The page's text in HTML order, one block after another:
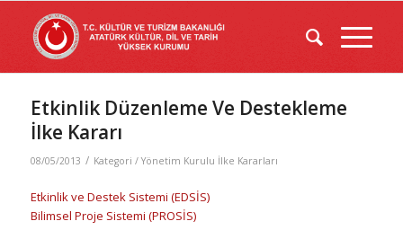
Etkinlik Düzenleme Ve Destekleme
İlke Kararı
08/05/2013 / Kategori / Yönetim Kurulu İlke Kararları
Etkinlik ve Destek Sistemi (EDSİS)
Bilimsel Proje Sistemi (PROSİS)